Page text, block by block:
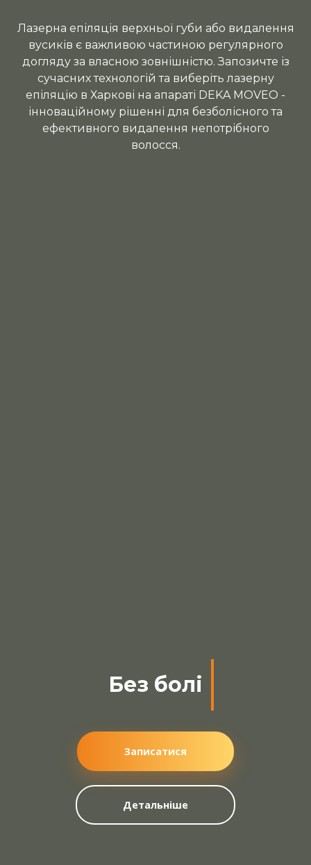
Лазерна епіляція верхньої губи або видалення
вусиків є важливою частиною регулярного
догляду за власною зовнішністю. Запозичте із
сучасних технологій та виберіть лазерну
епіляцію в Харкові на апараті DEKA MOVEO -
інноваційному рішенні для безболісного та
ефективного видалення непотрібного
волосся.
Без болі
Записатися
Детальніше